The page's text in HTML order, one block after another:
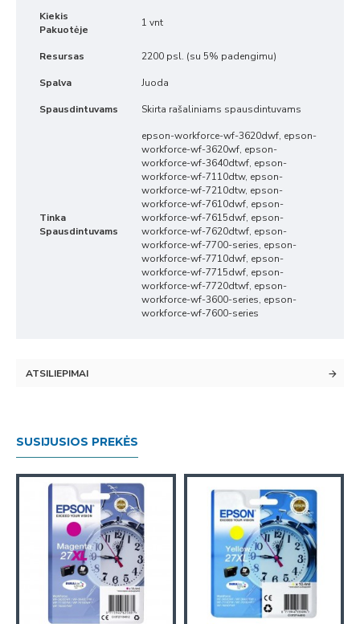
Kiekis
Pakuotėje
1 vnt
Resursas 2200 psl. (su 5% padengimu)
Spalva Juoda
Spausdintuvams Skirta rašaliniams spausdintuvams
Tinka
Spausdintuvams
epson-workforce-wf-3620dwf, epson-
workforce-wf-3620wf, epson-
workforce-wf-3640dtwf, epson-
workforce-wf-7110dtw, epson-
workforce-wf-7210dtw, epson-
workforce-wf-7610dwf, epson-
workforce-wf-7615dwf, epson-
workforce-wf-7620dtwf, epson-
workforce-wf-7700-series, epson-
workforce-wf-7710dwf, epson-
workforce-wf-7715dwf, epson-
workforce-wf-7720dtwf, epson-
workforce-wf-3600-series, epson-
workforce-wf-7600-series
ATSILIEPIMAI
SUSIJUSIOS PREKĖS